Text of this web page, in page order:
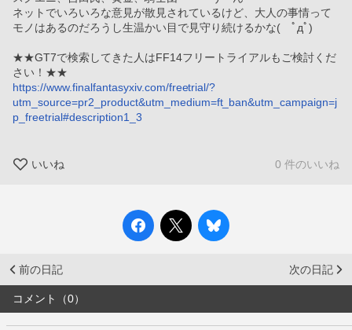
ネットでいろいろな意見が散見されているけど、大人の事情って
モノはあるのだろうし生温かい目で見守り続けるかな(　ﾟдﾟ)
★★GT7で検索してきた人はFF14フリートライアルもご検討くだ
さい！★★
https://www.finalfantasyxiv.com/freetrial/?
utm_source=pr2_product&utm_medium=ft_ban&utm_campaign=j
p_freetrial#description1_3
いいね 0 件のいいね
前の日記 次の日記
コメント（0）